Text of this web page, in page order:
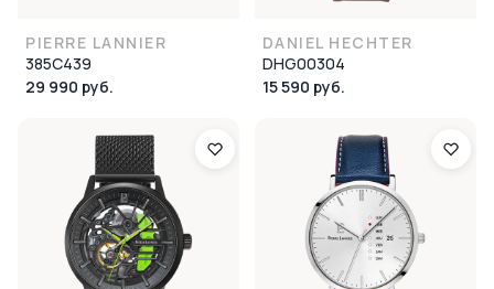
PIERRE LANNIER
385C439
29 990 руб.
DANIEL HECHTER
DHG00304
15 590 руб.